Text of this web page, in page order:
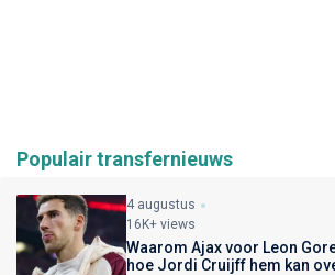
Populair transfernieuws
4 augustus
16K+ views
Waarom Ajax voor Leon
hoe Jordi Cruijff hem kan